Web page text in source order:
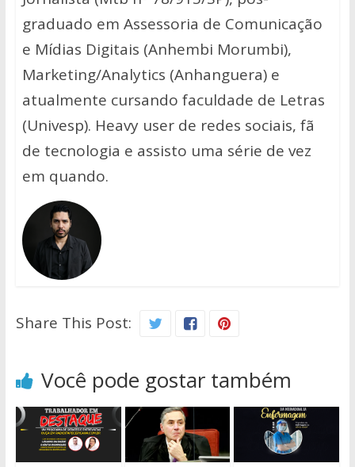
graduado em Assessoria de Comunicação
e Mídias Digitais (Anhembi Morumbi),
Marketing/Analytics (Anhanguera) e
atualmente cursando faculdade de Letras
(Univesp). Heavy user de redes sociais, fã
de tecnologia e assisto uma série de vez
em quando.
Share This Post:
Você pode gostar também